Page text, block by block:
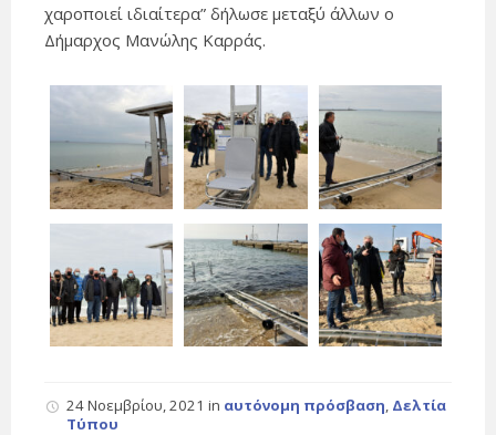
χαροποιεί ιδιαίτερα” δήλωσε μεταξύ άλλων ο
Δήμαρχος Μανώλης Καρράς.
24 Νοεμβρίου, 2021 in αυτόνομη πρόσβαση, Δελτία
Τύπου